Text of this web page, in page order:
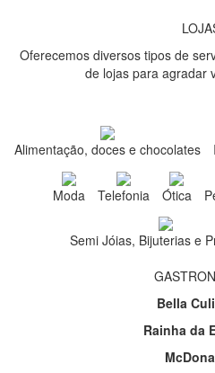
Oferecemos diversos tipos de
de lojas para agradar
Alimentação, doces e chocolates
Moda Telefonia Ótica
Semi Jóias, Bijuterias e
Bella
Rainha da